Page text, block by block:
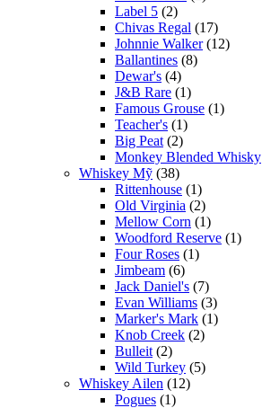
Label 5 (2)
Chivas Regal (17)
Johnnie Walker (12)
Ballantines (8)
Dewar's (4)
J&B Rare (1)
Famous Grouse (1)
Teacher's (1)
Big Peat (2)
Monkey Blended Whisky
Whiskey Mỹ (38)
Rittenhouse (1)
Old Virginia (2)
Mellow Corn (1)
Woodford Reserve (1)
Four Roses (1)
Jimbeam (6)
Jack Daniel's (7)
Evan Williams (3)
Marker's Mark (1)
Knob Creek (2)
Bulleit (2)
Wild Turkey (5)
Whiskey Ailen (12)
Pogues (1)